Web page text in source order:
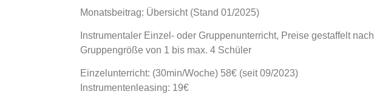
Monatsbeitrag: Übersicht (Stand 01/2025)
Instrumentaler Einzel- oder Gruppenunterricht, Preise gestaffelt nach
Gruppengröße von 1 bis max. 4 Schüler
Einzelunterricht: (30min/Woche) 58€ (seit 09/2023)
Instrumentenleasing: 19€